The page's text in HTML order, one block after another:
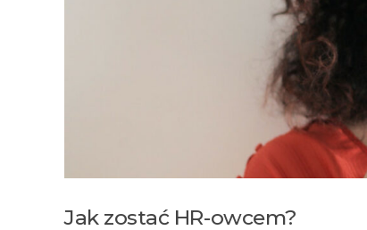
Jak zostać HR-owcem?